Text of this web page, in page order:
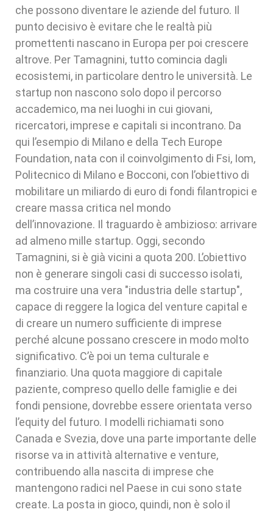
che possono diventare le aziende del futuro. Il
punto decisivo è evitare che le realtà più
promettenti nascano in Europa per poi crescere
altrove. Per Tamagnini, tutto comincia dagli
ecosistemi, in particolare dentro le università. Le
startup non nascono solo dopo il percorso
accademico, ma nei luoghi in cui giovani,
ricercatori, imprese e capitali si incontrano. Da
qui l’esempio di Milano e della Tech Europe
Foundation, nata con il coinvolgimento di Fsi, Iom,
Politecnico di Milano e Bocconi, con l’obiettivo di
mobilitare un miliardo di euro di fondi filantropici e
creare massa critica nel mondo
dell’innovazione. Il traguardo è ambizioso: arrivare
ad almeno mille startup. Oggi, secondo
Tamagnini, si è già vicini a quota 200. L’obiettivo
non è generare singoli casi di successo isolati,
ma costruire una vera "industria delle startup",
capace di reggere la logica del venture capital e
di creare un numero sufficiente di imprese
perché alcune possano crescere in modo molto
significativo. C’è poi un tema culturale e
finanziario. Una quota maggiore di capitale
paziente, compreso quello delle famiglie e dei
fondi pensione, dovrebbe essere orientata verso
l’equity del futuro. I modelli richiamati sono
Canada e Svezia, dove una parte importante delle
risorse va in attività alternative e venture,
contribuendo alla nascita di imprese che
mantengono radici nel Paese in cui sono state
create. La posta in gioco, quindi, non è solo il